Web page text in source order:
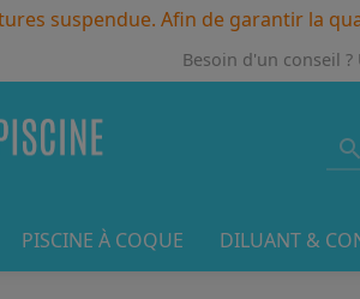
suspendue. Afin de garantir la
Besoin d'un conseil

PISCINE À COQUE DILUANT &